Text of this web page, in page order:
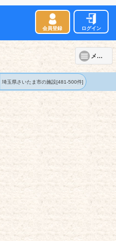
会員登録 ログイン
メニュー
埼玉県さいたま市の施設[481-500件]